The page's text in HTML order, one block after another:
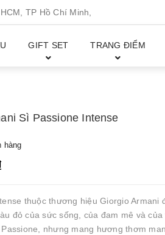
TP Hồ Chí Minh,
GIFT SET TRANG ĐIỂM
Sì Passione Intense
hàng
thuộc thương hiệu Giorgio Armani
đỏ của sức sống, của đam mê và
nhưng mang hương thơm